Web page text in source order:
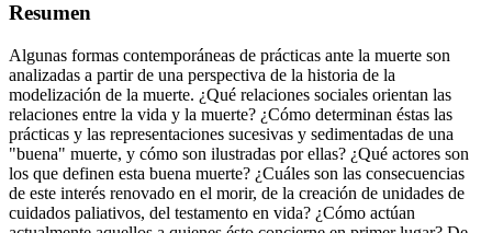
Resumen
Algunas formas contemporáneas de prácticas ante la muerte son
analizadas a partir de una perspectiva de la historia de la
modelización de la muerte. ¿Qué relaciones sociales orientan las
relaciones entre la vida y la muerte? ¿Cómo determinan éstas las
prácticas y las representaciones sucesivas y sedimentadas de una
"buena" muerte, y cómo son ilustradas por ellas? ¿Qué actores son
los que definen esta buena muerte? ¿Cuáles son las consecuencias
de este interés renovado en el morir, de la creación de unidades de
cuidados paliativos, del testamento en vida? ¿Cómo actúan